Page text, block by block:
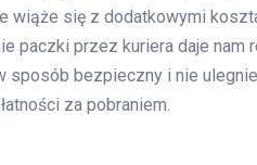
wiąże się z dodatkowymi
paczki przez kuriera daje nam
sposób bezpieczny i nie
za pobraniem.